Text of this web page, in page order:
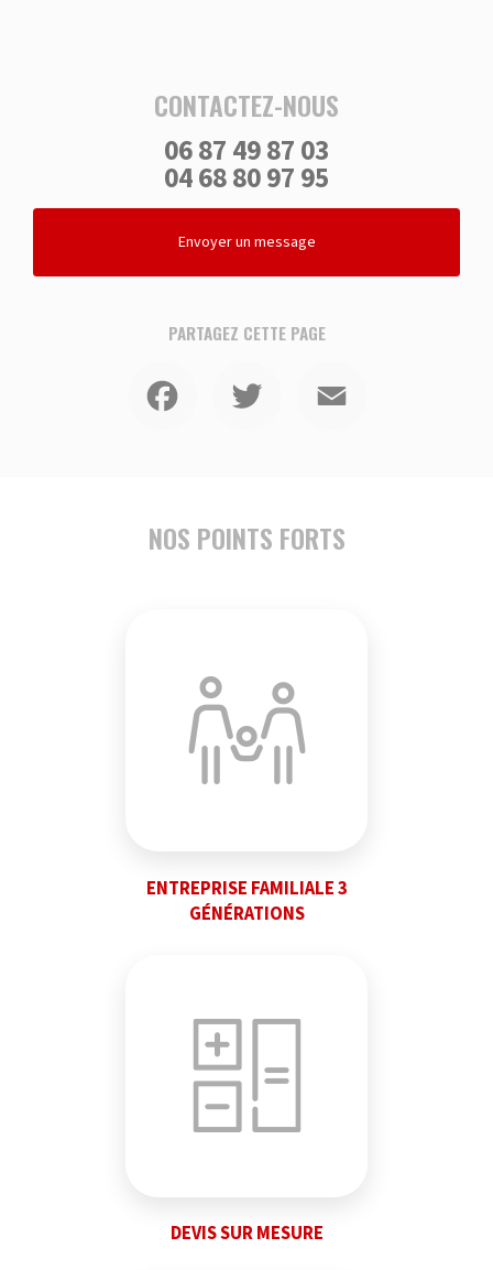
CONTACTEZ-NOUS
06 87 49 87 03
04 68 80 97 95
Envoyer un message
PARTAGEZ CETTE PAGE
NOS POINTS FORTS
ENTREPRISE FAMILIALE 3
GÉNÉRATIONS
DEVIS SUR MESURE